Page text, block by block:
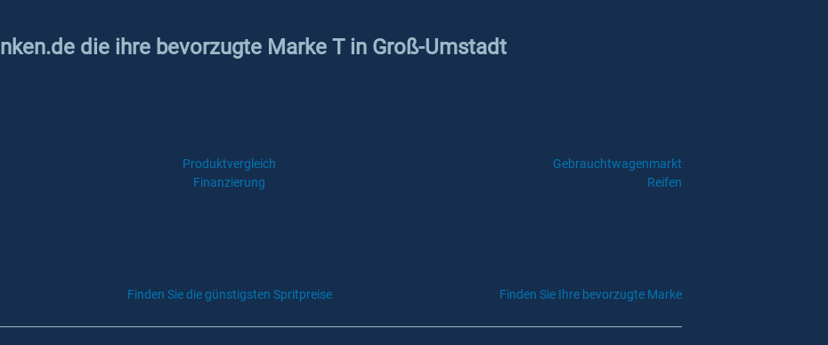
die ihre bevorzugte Marke T in Groß-Umstadt
Produktvergleich
Gebrauchtwagenmarkt
Finanzierung
Reifen
Finden Sie die günstigsten Spritpreise Finden Sie Ihre bevorzugte Marke